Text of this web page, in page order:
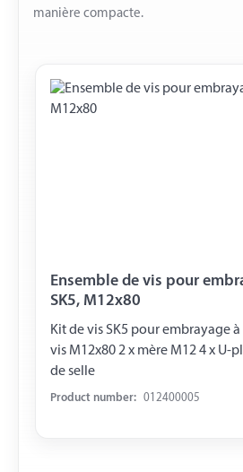
manière compacte.
Ensemble de vis pour
SK5, M12x80
Kit de vis SK5 pour embrayage
vis M12x80 2 x mère M12 4 x U-
de selle
Product number: 012400005